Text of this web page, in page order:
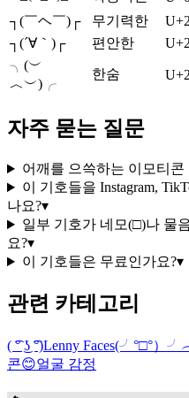
┐(￣ヘ￣)┌
무기력한
┐(´∀｀)┌
편안한
╮(︶
︿︶)╭
한숨
자주 묻는 질문
어깨를 으쓱하는 이모티
이 기호들을 Instagram,
나요?▾
일부 기호가 네모(□)나 물
요?▾
이 기호들은 무료인가요?▾
관련 카테고리
( ͡° ͜ʖ ͡°)Lenny Faces(╯°□°）
콘😊얼굴 감정